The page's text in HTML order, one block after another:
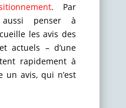
. Par
penser à
les avis des
actuels – d’une
rapidement à
un avis, qui n’est